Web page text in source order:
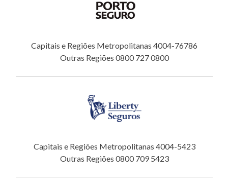
Capitais e Regiões Metropolitanas 4004-76786
Outras Regiões 0800 727 0800
Capitais e Regiões Metropolitanas 4004-5423
Outras Regiões 0800 709 5423